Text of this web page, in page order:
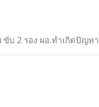
บ 2 รอง ผอ.ทำเกิดปัญหา